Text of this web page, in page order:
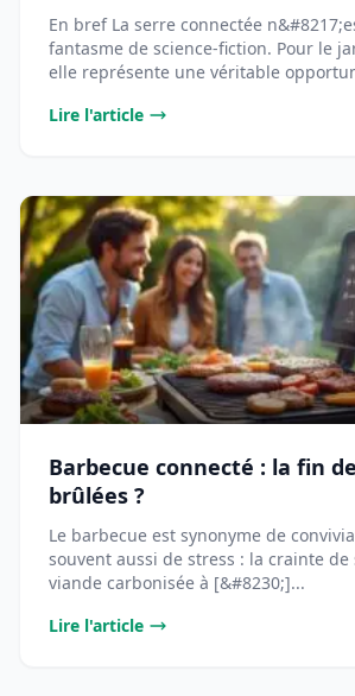
En bref La serre connectée
fantasme de science-fiction. Pour le
elle représente une véritable
Lire l'article
Barbecue connecté : la fin
brûlées ?
Le barbecue est synonyme de
souvent aussi de stress : la crainte
viande carbonisée à [&#8230;]...
Lire l'article